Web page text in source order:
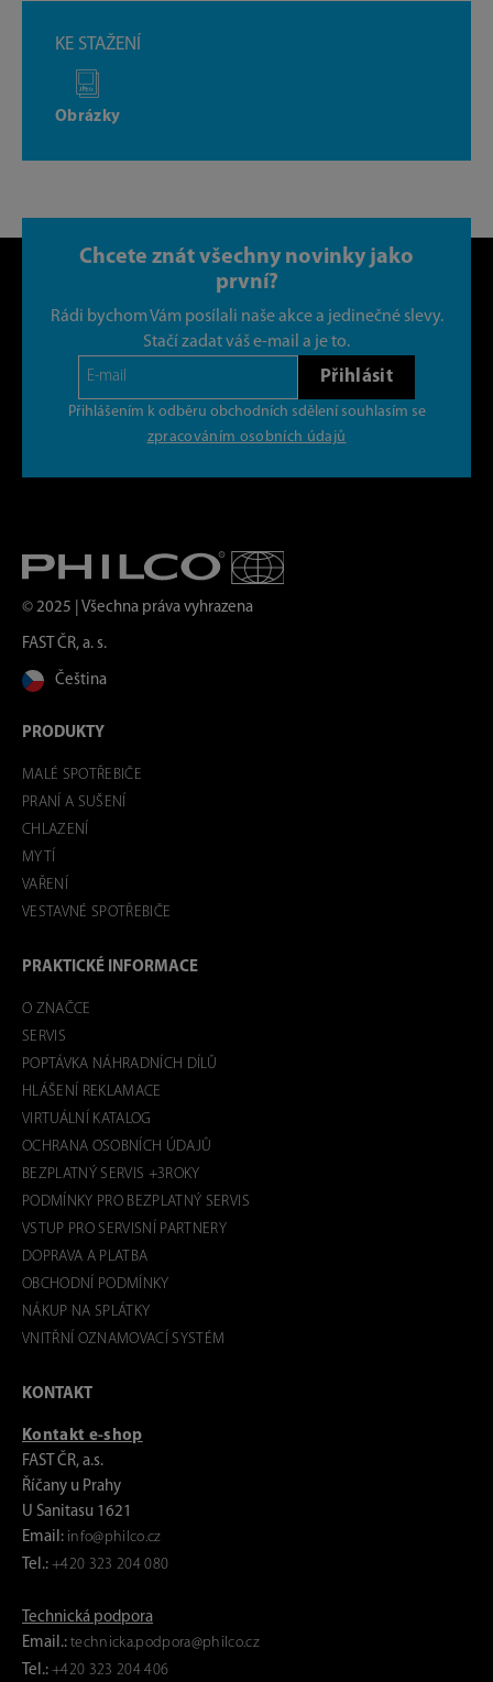
KE STAŽENÍ
Obrázky
Chcete znát všechny novinky jako
první?
Rádi bychom Vám posílali naše akce a jedinečné slevy.
Stačí zadat váš e-mail a je to.
Přihlásit
Přihlášením k odběru obchodních sdělení souhlasím se
zpracováním osobních údajů
© 2025 | Všechna práva vyhrazena
FAST ČR, a. s.
Čeština
PRODUKTY
MALÉ SPOTŘEBIČE
PRANÍ A SUŠENÍ
CHLAZENÍ
MYTÍ
VAŘENÍ
VESTAVNÉ SPOTŘEBIČE
PRAKTICKÉ INFORMACE
O ZNAČCE
SERVIS
POPTÁVKA NÁHRADNÍCH DÍLŮ
HLÁŠENÍ REKLAMACE
VIRTUÁLNÍ KATALOG
OCHRANA OSOBNÍCH ÚDAJŮ
BEZPLATNÝ SERVIS +3ROKY
PODMÍNKY PRO BEZPLATNÝ SERVIS
VSTUP PRO SERVISNÍ PARTNERY
DOPRAVA A PLATBA
OBCHODNÍ PODMÍNKY
NÁKUP NA SPLÁTKY
VNITŘNÍ OZNAMOVACÍ SYSTÉM
KONTAKT
Kontakt e-shop
FAST ČR, a.s.
Říčany u Prahy
U Sanitasu 1621
Email: info@philco.cz
Tel.: +420 323 204 080
Technická podpora
Email.: technicka.podpora@philco.cz
Tel.: +420 323 204 406